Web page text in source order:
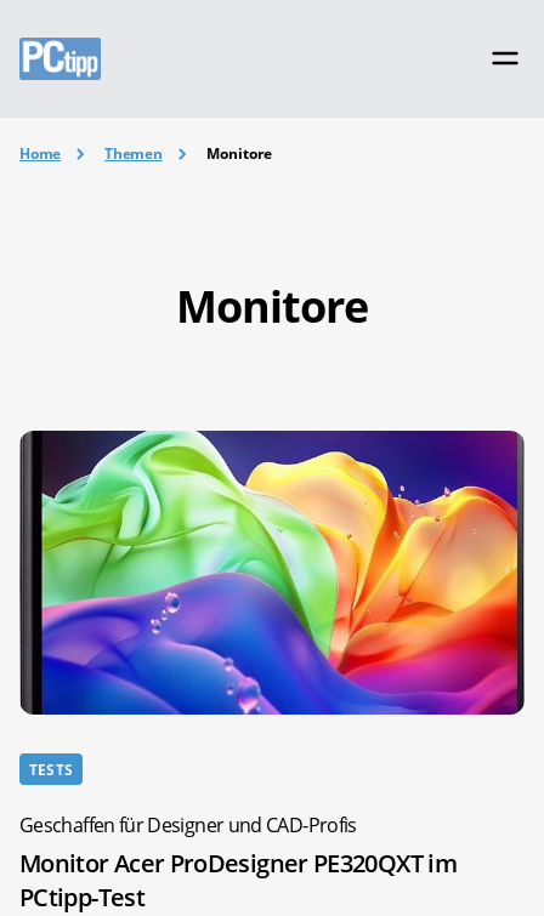
Home Themen Monitore
Monitore
TESTS
Geschaffen für Designer und CAD-Profis
Monitor Acer ProDesigner PE320QXT im
PCtipp-Test